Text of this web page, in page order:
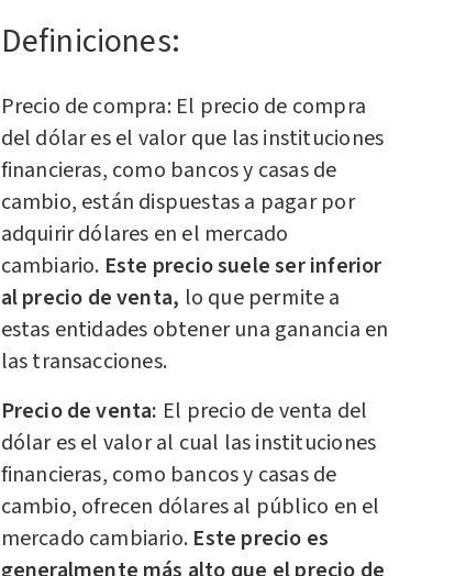
Definiciones:
Precio de compra: El precio de compra
del dólar es el valor que las instituciones
financieras, como bancos y casas de
cambio, están dispuestas a pagar por
adquirir dólares en el mercado
cambiario. Este precio suele ser inferior
al precio de venta, lo que permite a
estas entidades obtener una ganancia en
las transacciones.
Precio de venta: El precio de venta del
dólar es el valor al cual las instituciones
financieras, como bancos y casas de
cambio, ofrecen dólares al público en el
mercado cambiario. Este precio es